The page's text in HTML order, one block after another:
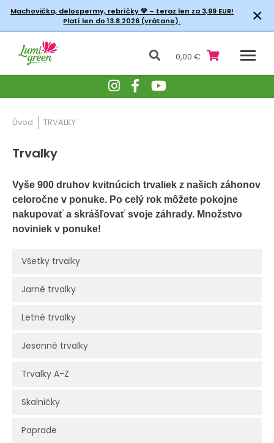
Machovička, delospermy, rebríčky💚 – teraz len za 3,99 EUR!
Platí len do 13.8.2026 (vrátane).
×
0,00 €
Úvod TRVALKY
Trvalky
Vyše 900 druhov kvitnúcich trvaliek z našich záhonov
celoročne v ponuke. Po celý rok môžete pokojne
nakupovať a skrášľovať svoje záhrady. Množstvo
noviniek v ponuke!
Všetky trvalky
Jarné trvalky
Letné trvalky
Jesenné trvalky
Trvalky A-Z
Skalničky
Paprade